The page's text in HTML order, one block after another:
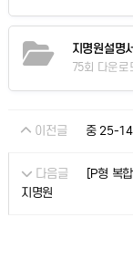
지명원설
75회 다운
이전글
중 25-14
다음글
[P형 복
지명원